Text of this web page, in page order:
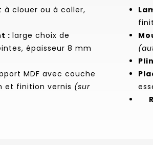
à clouer ou à coller,
: large choix de
épaisseur 8 mm
MDF avec couche
et finition vernis (sur